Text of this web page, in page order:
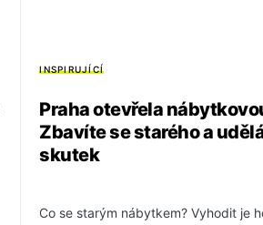
INSPIRUJÍCÍ
Praha otevřela
Zbavíte se starého a
skutek
Co se starým nábytkem? Vyhodit je